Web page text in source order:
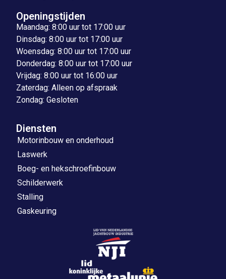
Openingstijden
Maandag: 8:00 uur tot 17:00 uur
Dinsdag: 8:00 uur tot 17:00 uur
Woensdag: 8:00 uur tot 17:00 uur
Donderdag: 8:00 uur tot 17:00 uur
Vrijdag: 8:00 uur tot 16:00 uur
Zaterdag: Alleen op afspraak
Zondag: Gesloten
Diensten
Motorinbouw en onderhoud
Laswerk
Boeg- en hekschroefinbouw
Schilderwerk
Stalling
Gaskeuring